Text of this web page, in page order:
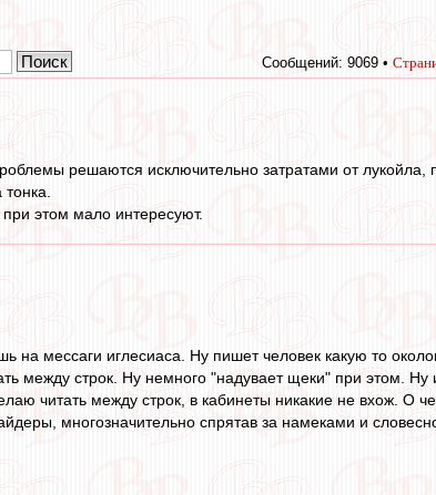
Сообщений: 9069 •
решаются исключительно затратами от
этом мало интересуют.
на мессаги иглесиаса. Ну пишет человек какую то
между строк. Ну немного "надувает щеки" при этом. Ну
читать между строк, в кабинеты никакие не вхож. О
многозначительно спрятав за намеками и